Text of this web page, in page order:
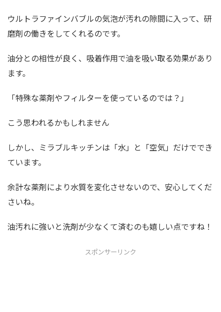
ウルトラファインバブルの気泡が汚れの隙間に入って、研
磨剤の働きをしてくれるのです。
油分との相性が良く、吸着作用で油を吸い取る効果があり
ます。
「特殊な薬剤やフィルターを使っているのでは？」
こう思われるかもしれません
しかし、ミラブルキッチンは「水」と「空気」だけででき
ています。
余計な薬剤により水質を変化させないので、安心してくだ
さいね。
油汚れに強いと洗剤が少なくて済むのも嬉しい点ですね！
スポンサーリンク